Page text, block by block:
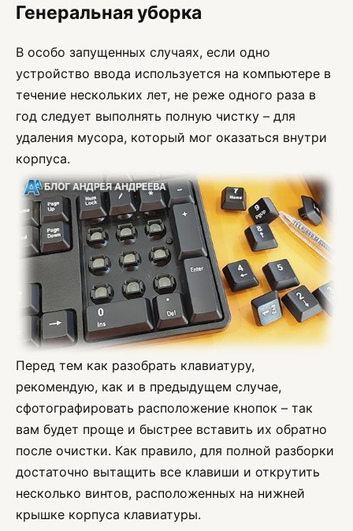
Генеральная уборка
В особо запущенных случаях, если одно
устройство ввода используется на компьютере в
течение нескольких лет, не реже одного раза в
год следует выполнять полную чистку – для
удаления мусора, который мог оказаться внутри
корпуса.
Перед тем как разобрать клавиатуру,
рекомендую, как и в предыдущем случае,
сфотографировать расположение кнопок – так
вам будет проще и быстрее вставить их обратно
после очистки. Как правило, для полной разборки
достаточно вытащить все клавиши и открутить
несколько винтов, расположенных на нижней
крышке корпуса клавиатуры.